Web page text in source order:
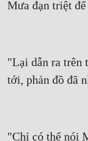
Mưa đạn triệt
"Lại dẫn ra trên
tới, phản đồ đã
"Chỉ có thể nói